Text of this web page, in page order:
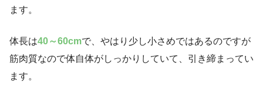
ます。
体長は40～60cmで、やはり少し小さめではあるのですが
筋肉質なので体自体がしっかりしていて、引き締まってい
ます。